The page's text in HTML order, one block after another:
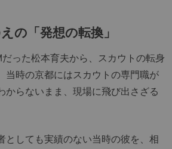
の「発想の転換」
った松本育夫から、スカウトの転身
当時の京都にはスカウトの専門職が
からないまま、現場に飛び出さざる
しても実績のない当時の彼を、相